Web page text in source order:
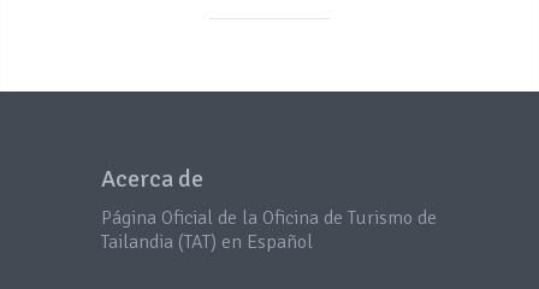
Acerca de
Página Oficial de la Oficina de Turismo de
Tailandia (TAT) en Español